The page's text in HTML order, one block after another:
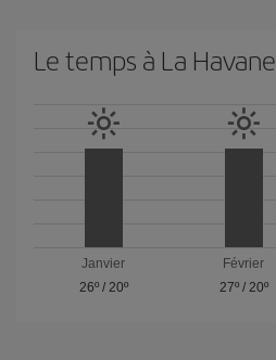
Le temps à La Havane
Janvier
26º/ 20º
Février
27º/ 20º